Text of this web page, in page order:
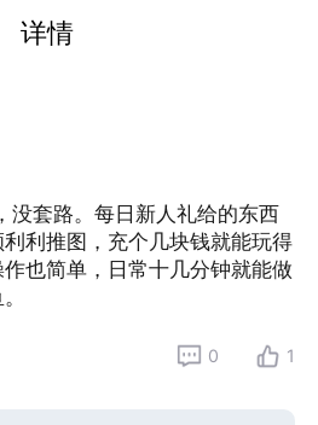
详情
套路。每日新人礼给的东西
利推图，充个几块钱就能玩得
也简单，日常十几分钟就能做
0 1